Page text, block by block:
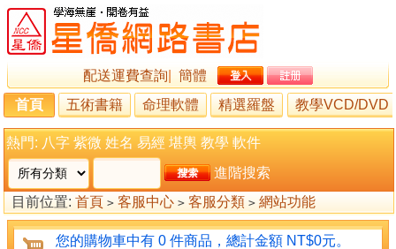
配送運費查詢
簡體
首頁
五術書籍 命理軟體 精選羅盤 教學VCD/DVD
熱門: 八字 紫微 姓名 易經 堪輿 教學 軟件
進階搜索
目前位置: 首頁 > 客服中心 > 客服分類 > 網站功能
您的購物車中有 0 件商品，總計金額 NT$0元。